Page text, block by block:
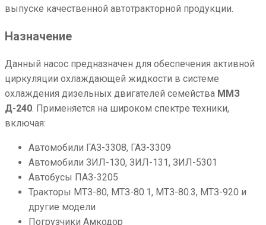
выпуске качественной автотракторной продукции.
Назначение
Данный насос предназначен для обеспечения активной
циркуляции охлаждающей жидкости в системе
охлаждения дизельных двигателей семейства ММЗ
Д-240 . Применяется на широком спектре техники,
включая:
Автомобили ГАЗ-3308, ГАЗ-3309
Автомобили ЗИЛ-130, ЗИЛ-131, ЗИЛ-5301
Автобусы ПАЗ-3205
Тракторы МТЗ-80, МТЗ-80.1, МТЗ-80.3, МТЗ-920 и
другие модели
Погрузчики Амкодор